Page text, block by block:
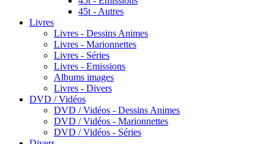
45t - Autres
Livres
Livres - Dessins Animes
Livres - Marionnettes
Livres - Séries
Livres - Emissions
Albums images
Livres - Divers
DVD / Vidéos
DVD / Vidéos - Dessins Animes
DVD / Vidéos - Marionnettes
DVD / Vidéos - Séries